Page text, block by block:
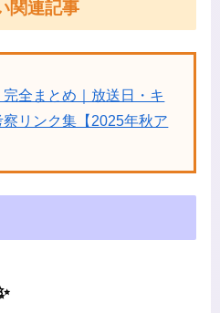
関連記事
完全まとめ｜放送日・キ
リンク集【2025年秋ア